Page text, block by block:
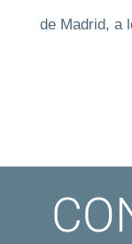
de Madrid, a